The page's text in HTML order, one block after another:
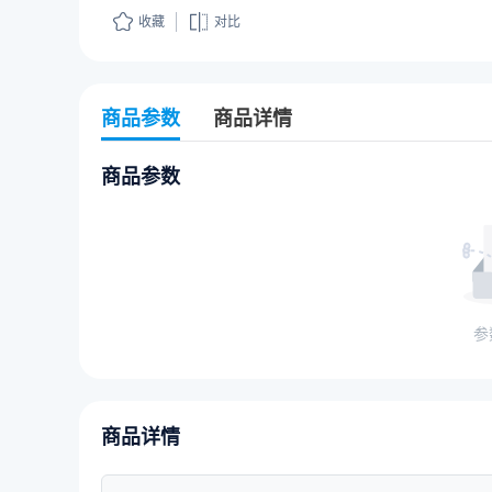
收藏 对比
商品参数 商品详情
商品参数
商品详情